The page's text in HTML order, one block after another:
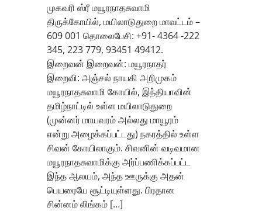
முகவரி ஸ்ரீ மயூரநாதசுவாமி
திருக்கோயில், மயிலாடுதுறை மாவட்டம் –
609 001 தொலைபேசி: +91- 4364 -222
345, 223 779, 93451 49412.
இறைவன் இறைவன்: மயூரநாதர்
இறைவி: அஞ்சல் நாயகி அறிமுகம்
மயூரநாதசுவாமி கோயில், இந்தியாவின்
தமிழ்நாட்டில் உள்ள மயிலாடுதுறை
(முன்னர் மாயவரம் அல்லது மாயூரம்
என்று அழைக்கப்பட்டது) நகரத்தில் உள்ள
சிவன் கோயிலாகும். சிவனின் வடிவமான
மயூரநாதசுவாமிக்கு அர்ப்பணிக்கப்பட்ட
இந்த ஆலயம், அந்த ஊருக்கு அதன்
பெயரையே சூட்டியுள்ளது. பிரதான
சின்னம் லிங்கம் […]